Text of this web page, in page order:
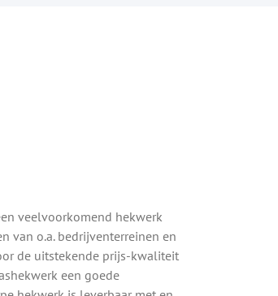
veelvoorkomend hekwerk
van o.a. bedrijventerreinen en
de uitstekende prijs-kwaliteit
een goede